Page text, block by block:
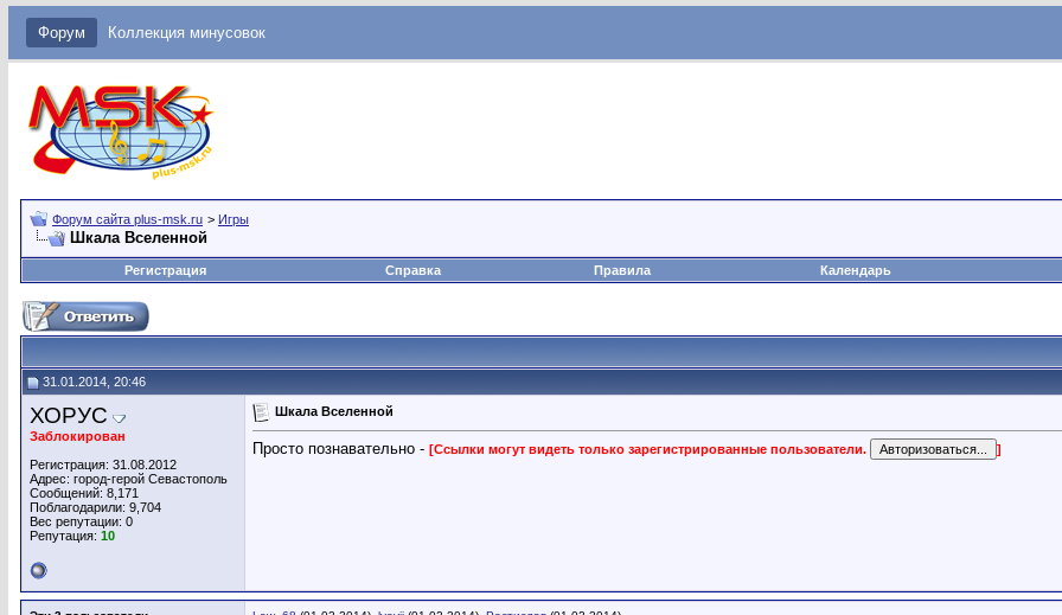
Форум Коллекция минусовок
Форум сайта plus-msk.ru > Игры
Шкала Вселенной
Регистрация Справка Правила Календарь
31.01.2014, 20:46
ХОРУС
Заблокирован
Регистрация: 31.08.2012
Адрес: город-герой Севастополь
Сообщений: 8,171
Поблагодарили: 9,704
Вес репутации: 0
Репутация: 10
Шкала Вселенной
Просто познавательно - [Ссылки могут видеть только зарегистрированные пользователи. ]